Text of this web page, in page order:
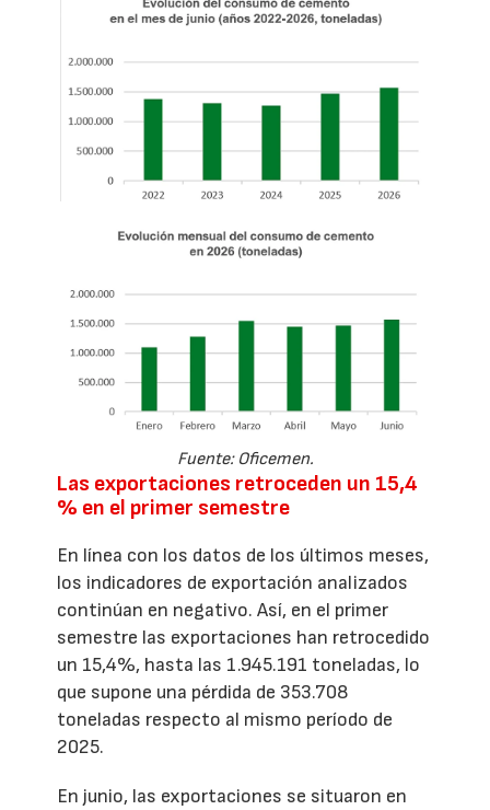
Fuente: Oficemen.
Las exportaciones retroceden un 15,4
% en el primer semestre
En línea con los datos de los últimos meses,
los indicadores de exportación analizados
continúan en negativo. Así, en el primer
semestre las exportaciones han retrocedido
un 15,4%, hasta las 1.945.191 toneladas, lo
que supone una pérdida de 353.708
toneladas respecto al mismo período de
2025.
En junio, las exportaciones se situaron en